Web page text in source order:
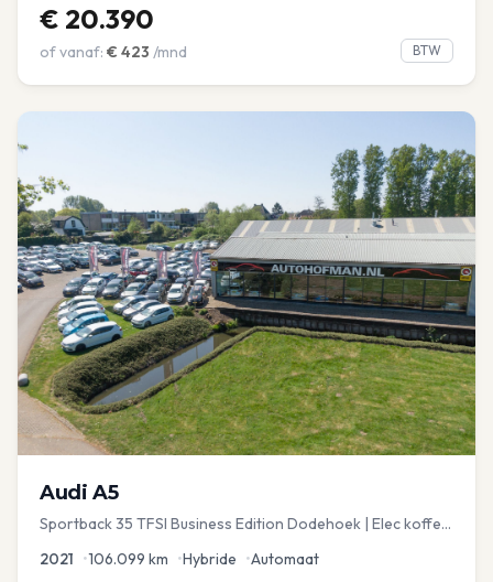
€ 20.390
of vanaf: € 423 /mnd BTW
Audi A5
Sportback 35 TFSI Business Edition Dodehoek | Elec koffer
2021 •106.099 km •Hybride •Automaat